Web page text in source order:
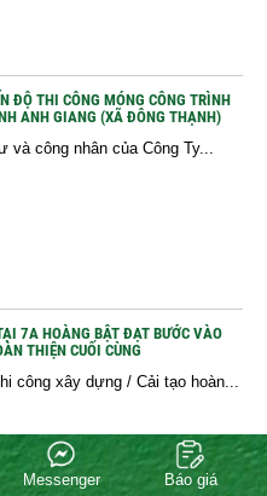
ĐỘ THI CÔNG MÓNG CÔNG TRÌNH
ANH GIANG (XÃ ĐÔNG THẠNH)
và công nhân của Công Ty...
7A HOÀNG BẬT ĐẠT BƯỚC VÀO
THIỆN CUỐI CÙNG
công xây dựng / Cải tạo hoàn...
Messenger Báo giá